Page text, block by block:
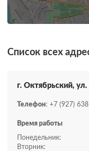
Список всех
г. Октябрьский,
Телефон: +7 (927)
Время работы
Понедельник:
Вторник: